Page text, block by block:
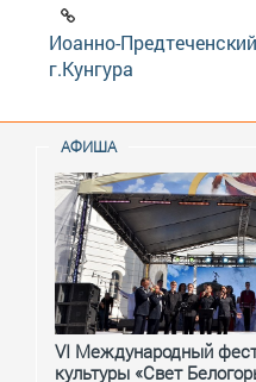
Иоанно-
г.Кунгура
АФИША
VI Международный
культуры «Свет